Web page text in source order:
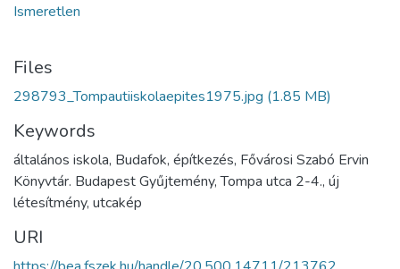
Ismeretlen
Files
298793_Tompautiiskolaepites1975.jpg (1.85 MB)
Keywords
általános iskola, Budafok, építkezés, Fővárosi Szabó Ervin
Könyvtár. Budapest Gyűjtemény, Tompa utca 2-4., új
létesítmény, utcakép
URI